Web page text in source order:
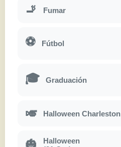
🚬 Fumar
⚽ Fútbol
🎓 Graduación
🎺 Halloween Charleston
Halloween